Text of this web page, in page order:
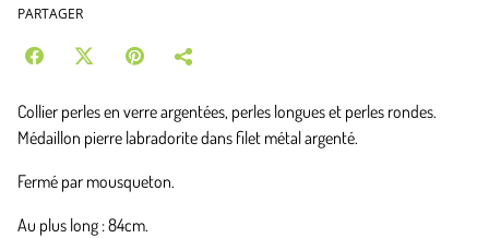
PARTAGER
Collier perles en verre argentées, perles longues et perles rondes.
Médaillon pierre labradorite dans filet métal argenté.
Fermé par mousqueton.
Au plus long : 84cm.